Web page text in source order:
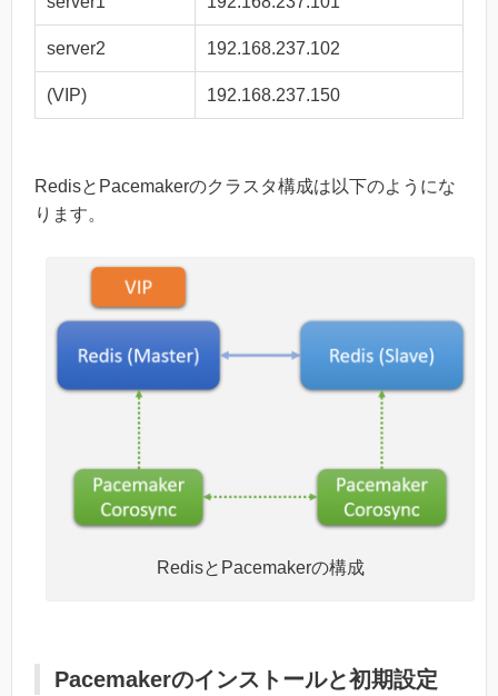
server2 192.168.237.102
(VIP) 192.168.237.150
RedisとPacemakerのクラスタ構成は以下のようにな
ります。
RedisとPacemakerの構成
Pacemakerのインストールと初期設定